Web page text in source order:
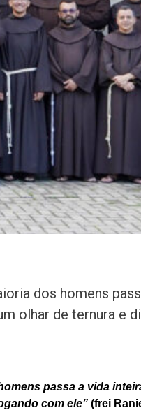
dos homens
olhar de ternura e
passa a vida
com ele” (frei